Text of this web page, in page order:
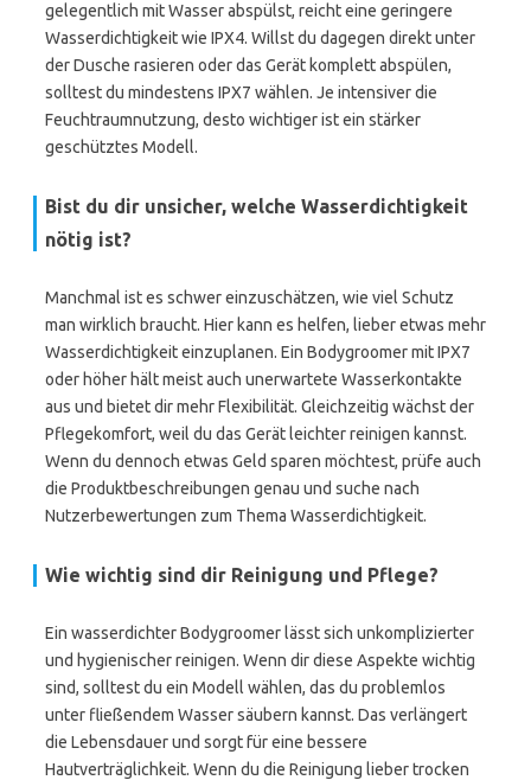
gelegentlich mit Wasser abspülst, reicht eine geringere
Wasserdichtigkeit wie IPX4. Willst du dagegen direkt unter
der Dusche rasieren oder das Gerät komplett abspülen,
solltest du mindestens IPX7 wählen. Je intensiver die
Feuchtraumnutzung, desto wichtiger ist ein stärker
geschütztes Modell.
Bist du dir unsicher, welche Wasserdichtigkeit
nötig ist?
Manchmal ist es schwer einzuschätzen, wie viel Schutz
man wirklich braucht. Hier kann es helfen, lieber etwas mehr
Wasserdichtigkeit einzuplanen. Ein Bodygroomer mit IPX7
oder höher hält meist auch unerwartete Wasserkontakte
aus und bietet dir mehr Flexibilität. Gleichzeitig wächst der
Pflegekomfort, weil du das Gerät leichter reinigen kannst.
Wenn du dennoch etwas Geld sparen möchtest, prüfe auch
die Produktbeschreibungen genau und suche nach
Nutzerbewertungen zum Thema Wasserdichtigkeit.
Wie wichtig sind dir Reinigung und Pflege?
Ein wasserdichter Bodygroomer lässt sich unkomplizierter
und hygienischer reinigen. Wenn dir diese Aspekte wichtig
sind, solltest du ein Modell wählen, das du problemlos
unter fließendem Wasser säubern kannst. Das verlängert
die Lebensdauer und sorgt für eine bessere
Hautverträglichkeit. Wenn du die Reinigung lieber trocken